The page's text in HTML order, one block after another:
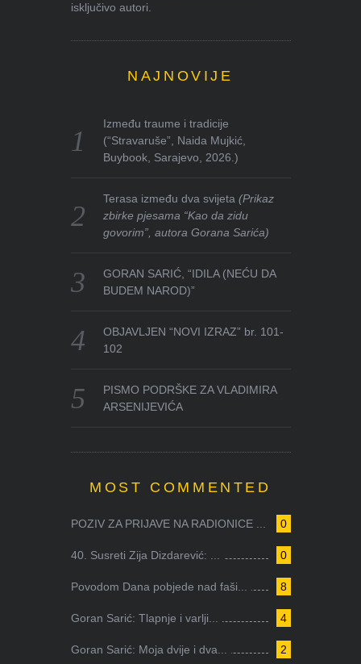
isključivo autori.
NAJNOVIJE
Između traume i tradicije
(“Stravaruše”, Naida Mujkić,
Buybook, Sarajevo, 2026.)
Terasa između dva svijeta(Prikaz
zbirke pjesama “Kao da zidu
govorim”, autora Gorana Sarića)
GORAN SARIĆ, “IDILA (NEĆU DA
BUDEM NAROD)”
OBJAVLJEN “NOVI IZRAZ” br. 101-
102
PISMO PODRŠKE ZA VLADIMIRA
ARSENIJEVIĆA
MOST COMMENTED
0
POZIV ZA PRIJAVE NA RADIONICE ...
0
40. Susreti Zija Dizdarević: ...
8
Povodom Dana pobjede nad faši...
4
Goran Sarić: Tlapnje i varlji...
2
Goran Sarić: Moja dvije i dva...